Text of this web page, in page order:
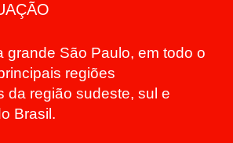
grande São Paulo, em todo o
regiões
da região sudeste, sul e
Brasil.